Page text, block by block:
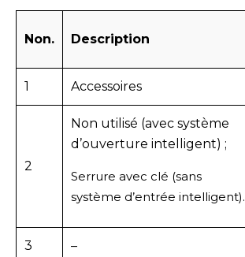
Non. Description
1 Accessoires
2
Non utilisé (avec système
d’ouverture intelligent) ;
Serrure avec clé (sans
système d’entrée intelligent).
3 –